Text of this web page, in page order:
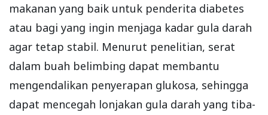
makanan yang baik untuk penderita diabetes
atau bagi yang ingin menjaga kadar gula darah
agar tetap stabil. Menurut penelitian, serat
dalam buah belimbing dapat membantu
mengendalikan penyerapan glukosa, sehingga
dapat mencegah lonjakan gula darah yang tiba-